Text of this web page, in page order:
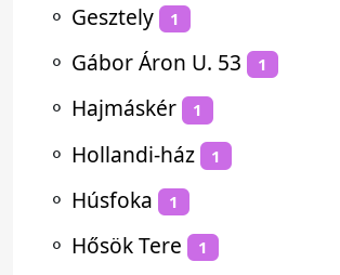
⚬ Gesztely 1
⚬ Gábor Áron U. 53 1
⚬ Hajmáskér 1
⚬ Hollandi-ház 1
⚬ Húsfoka 1
⚬ Hősök Tere 1